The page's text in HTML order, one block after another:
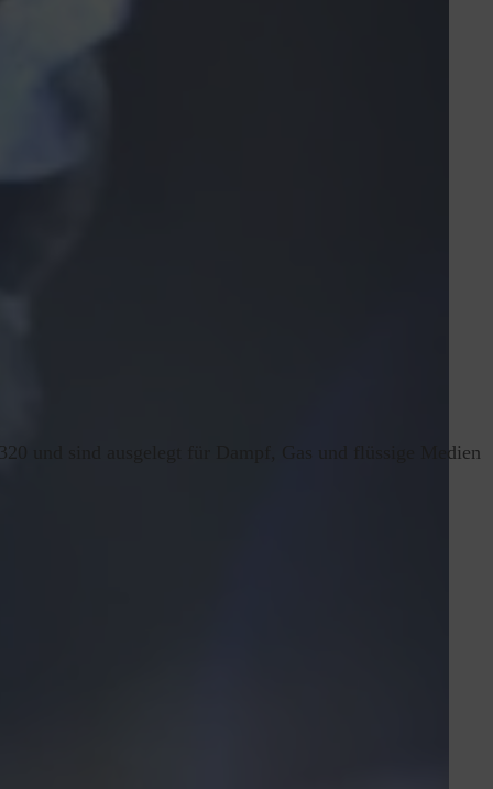
und sind ausgelegt für Dampf, Gas und flüssige Medien